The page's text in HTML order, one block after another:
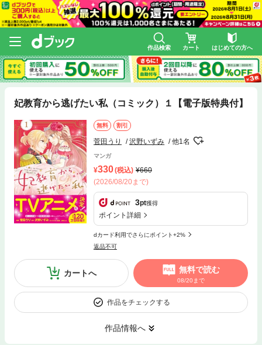
作品検索 カート はじめての方へ
妃教育から逃げたい私（コミック）１【電子版特典付】
無料 割引
菅田うり 沢野いずみ 他1名
マンガ
330(税込)
660
(2026/08/20まで)
3pt獲得
ポイント詳細
dカード利用でさらにポイント+2%
返品不可
カートへ 無料で読む
08/20まで
作品をチェックする
作品情報へ